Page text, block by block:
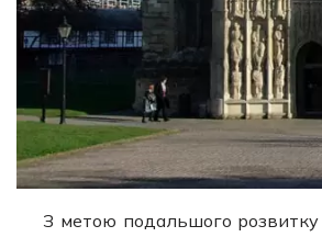
З метою подальшого розвитку